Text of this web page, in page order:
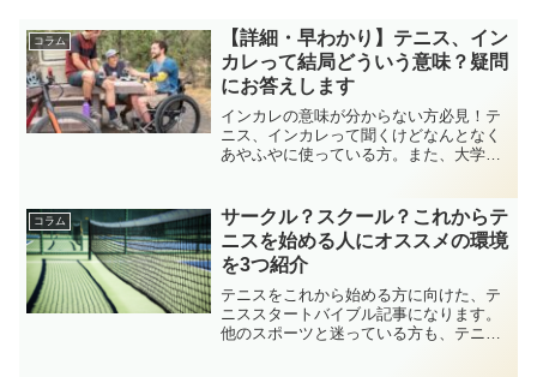
コラム
【詳細・早わかり】テニス、イン
カレって結局どういう意味？疑問
にお答えします
インカレの意味が分からない方必見！テ
ニス、インカレって聞くけどなんとなく
あやふやに使っている方。また、大学入
用意しました。インターカレッジの約な
ので、広義な意味で使われています。
コラム
サークル？スクール？これからテ
ニスを始める人にオススメの環境
を3つ紹介
テニスをこれから始める方に向けた、テ
ニススタートバイブル記事になります。
他のスポーツと迷っている方も、テニス